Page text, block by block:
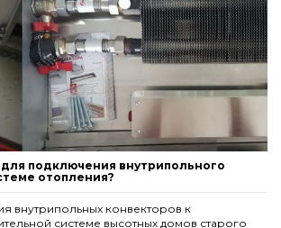
подключения внутрипольного
отопления?
внутрипольных конвекторов к
системе высотных домов старого